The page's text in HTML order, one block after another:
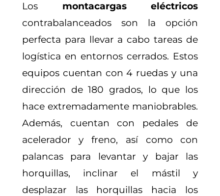
Los montacargas eléctricos
contrabalanceados son la opción
perfecta para llevar a cabo tareas de
logística en entornos cerrados. Estos
equipos cuentan con 4 ruedas y una
dirección de 180 grados, lo que los
hace extremadamente maniobrables.
Además, cuentan con pedales de
acelerador y freno, así como con
palancas para levantar y bajar las
horquillas, inclinar el mástil y
desplazar las horquillas hacia los